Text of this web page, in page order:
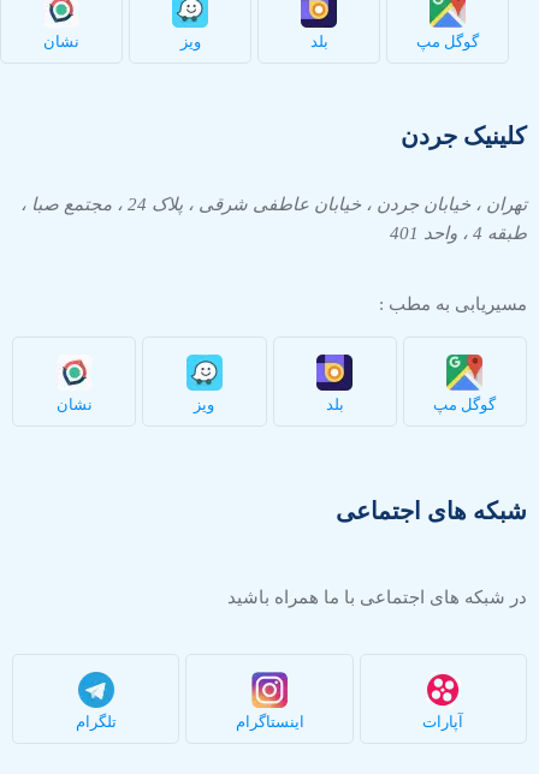
گوگل مپ بلد ویز نشان
کلینیک جردن
تهران ، خیابان جردن ، خیابان عاطفی شرقی ، پلاک 24 ، مجتمع صبا ،
طبقه 4 ، واحد 401
مسیریابی به مطب :
گوگل مپ بلد ویز نشان
شبکه های اجتماعی
در شبکه های اجتماعی با ما همراه باشید
آپارات اینستاگرام تلگرام